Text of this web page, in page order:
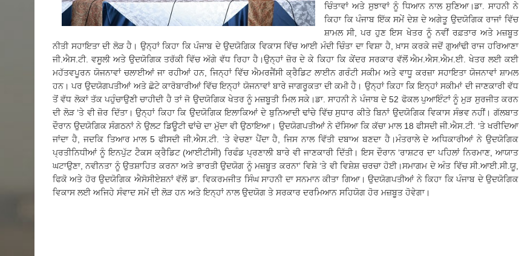
ਚਿੰਤਾਵਾਂ ਅਤੇ ਸੁਝਾਵਾਂ ਨੂੰ ਧਿਆਨ ਨਾਲ ਸੁਣਿਆ।ਡਾ. ਸਾਹਨੀ ਨੇ
ਕਿਹਾ ਕਿ ਪੰਜਾਬ ਇੱਕ ਸਮੇਂ ਦੇਸ਼ ਦੇ ਅਗੇਤੂ ਉਦਯੋਗਿਕ ਰਾਜਾਂ ਵਿੱਚ
ਸ਼ਾਮਲ ਸੀ, ਪਰ ਹੁਣ ਇਸ ਖੇਤਰ ਨੂੰ ਨਵੀਂ ਰਫ਼ਤਾਰ ਅਤੇ ਮਜ਼ਬੂਤ
ਨੀਤੀ ਸਹਾਇਤਾ ਦੀ ਲੋੜ ਹੈ। ਉਨ੍ਹਾਂ ਕਿਹਾ ਕਿ ਪੰਜਾਬ ਦੇ ਉਦਯੋਗਿਕ ਵਿਕਾਸ ਵਿੱਚ ਆਈ ਮੰਦੀ ਚਿੰਤਾ ਦਾ ਵਿਸ਼ਾ ਹੈ, ਖ਼ਾਸ ਕਰਕੇ ਜਦੋਂ ਗੁਆਂਢੀ ਰਾਜ ਹਰਿਆਣਾ
ਜੀ.ਐਸ.ਟੀ. ਵਸੂਲੀ ਅਤੇ ਉਦਯੋਗਿਕ ਤਰੱਕੀ ਵਿੱਚ ਅੱਗੇ ਵੱਧ ਰਿਹਾ ਹੈ।ਉਨ੍ਹਾਂ ਜ਼ੋਰ ਦੇ ਕੇ ਕਿਹਾ ਕਿ ਕੇਂਦਰ ਸਰਕਾਰ ਵੱਲੋਂ ਐਮ.ਐਸ.ਐਮ.ਈ. ਖੇਤਰ ਲਈ ਕਈ
ਮਹੱਤਵਪੂਰਨ ਯੋਜਨਾਵਾਂ ਚਲਾਈਆਂ ਜਾ ਰਹੀਆਂ ਹਨ, ਜਿਨ੍ਹਾਂ ਵਿੱਚ ਐਮਰਜੈਂਸੀ ਕ੍ਰੈਡਿਟ ਲਾਈਨ ਗਰੰਟੀ ਸਕੀਮ ਅਤੇ ਵਾਧੂ ਕਰਜ਼ਾ ਸਹਾਇਤਾ ਯੋਜਨਾਵਾਂ ਸ਼ਾਮਲ
ਹਨ। ਪਰ ਉਦਯੋਗਪਤੀਆਂ ਅਤੇ ਛੋਟੇ ਕਾਰੋਬਾਰੀਆਂ ਵਿੱਚ ਇਨ੍ਹਾਂ ਯੋਜਨਾਵਾਂ ਬਾਰੇ ਜਾਗਰੂਕਤਾ ਦੀ ਕਮੀ ਹੈ। ਉਨ੍ਹਾਂ ਕਿਹਾ ਕਿ ਇਨ੍ਹਾਂ ਸਕੀਮਾਂ ਦੀ ਜਾਣਕਾਰੀ ਵੱਧ
ਤੋਂ ਵੱਧ ਲੋਕਾਂ ਤੱਕ ਪਹੁੰਚਾਉਣੀ ਚਾਹੀਦੀ ਹੈ ਤਾਂ ਜੋ ਉਦਯੋਗਿਕ ਖੇਤਰ ਨੂੰ ਮਜ਼ਬੂਤੀ ਮਿਲ ਸਕੇ।ਡਾ. ਸਾਹਨੀ ਨੇ ਪੰਜਾਬ ਦੇ 52 ਫੋਕਲ ਪੁਆਇੰਟਾਂ ਨੂੰ ਮੁੜ ਸੁਰਜੀਤ ਕਰਨ
ਦੀ ਲੋੜ ‘ਤੇ ਵੀ ਜ਼ੋਰ ਦਿੱਤਾ। ਉਨ੍ਹਾਂ ਕਿਹਾ ਕਿ ਉਦਯੋਗਿਕ ਇਲਾਕਿਆਂ ਦੇ ਬੁਨਿਆਦੀ ਢਾਂਚੇ ਵਿੱਚ ਸੁਧਾਰ ਕੀਤੇ ਬਿਨਾਂ ਉਦਯੋਗਿਕ ਵਿਕਾਸ ਸੰਭਵ ਨਹੀਂ। ਗੱਲਬਾਤ
ਦੌਰਾਨ ਉਦਯੋਗਿਕ ਸੰਗਠਨਾਂ ਨੇ ਉਲਟ ਡਿਊਟੀ ਢਾਂਚੇ ਦਾ ਮੁੱਦਾ ਵੀ ਉਠਾਇਆ। ਉਦਯੋਗਪਤੀਆਂ ਨੇ ਦੱਸਿਆ ਕਿ ਕੱਚਾ ਮਾਲ 18 ਫੀਸਦੀ ਜੀ.ਐਸ.ਟੀ. ‘ਤੇ ਖਰੀਦਿਆ
ਜਾਂਦਾ ਹੈ, ਜਦਕਿ ਤਿਆਰ ਮਾਲ 5 ਫੀਸਦੀ ਜੀ.ਐਸ.ਟੀ. ‘ਤੇ ਵੇਚਣਾ ਪੈਂਦਾ ਹੈ, ਜਿਸ ਨਾਲ ਵਿੱਤੀ ਦਬਾਅ ਬਣਦਾ ਹੈ।ਮੰਤਰਾਲੇ ਦੇ ਅਧਿਕਾਰੀਆਂ ਨੇ ਉਦਯੋਗਿਕ
ਪ੍ਰਤੀਨਿਧੀਆਂ ਨੂੰ ਇਨਪੁੱਟ ਟੈਕਸ ਕ੍ਰੈਡਿਟ (ਆਈਟੀਸੀ) ਰਿਫੰਡ ਪ੍ਰਣਾਲੀ ਬਾਰੇ ਵੀ ਜਾਣਕਾਰੀ ਦਿੱਤੀ। ਇਸ ਦੌਰਾਨ ‘ਰਾਸ਼ਟਰ ਦਾ ਪਹਿਲਾਂ ਨਿਰਮਾਣ, ਆਯਾਤ
ਘਟਾਉਣਾ, ਨਵੀਨਤਾ ਨੂੰ ਉਤਸ਼ਾਹਿਤ ਕਰਨਾ ਅਤੇ ਭਾਰਤੀ ਉਦਯੋਗ ਨੂੰ ਮਜ਼ਬੂਤ ਕਰਨਾ’ ਵਿਸ਼ੇ ‘ਤੇ ਵੀ ਵਿਸ਼ੇਸ਼ ਚਰਚਾ ਹੋਈ।ਸਮਾਗਮ ਦੇ ਅੰਤ ਵਿੱਚ ਸੀ.ਆਈ.ਸੀ.ਯੂ,
ਫਿਕੋ ਅਤੇ ਹੋਰ ਉਦਯੋਗਿਕ ਐਸੋਸੀਏਸ਼ਨਾਂ ਵੱਲੋਂ ਡਾ. ਵਿਕਰਮਜੀਤ ਸਿੰਘ ਸਾਹਨੀ ਦਾ ਸਨਮਾਨ ਕੀਤਾ ਗਿਆ। ਉਦਯੋਗਪਤੀਆਂ ਨੇ ਕਿਹਾ ਕਿ ਪੰਜਾਬ ਦੇ ਉਦਯੋਗਿਕ
ਵਿਕਾਸ ਲਈ ਅਜਿਹੇ ਸੰਵਾਦ ਸਮੇਂ ਦੀ ਲੋੜ ਹਨ ਅਤੇ ਇਨ੍ਹਾਂ ਨਾਲ ਉਦਯੋਗ ਤੇ ਸਰਕਾਰ ਦਰਮਿਆਨ ਸਹਿਯੋਗ ਹੋਰ ਮਜ਼ਬੂਤ ਹੋਵੇਗਾ।